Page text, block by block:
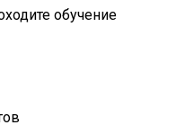
обучение